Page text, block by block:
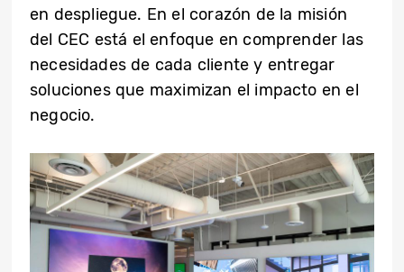
en despliegue. En el corazón de la misión
del CEC está el enfoque en comprender las
necesidades de cada cliente y entregar
soluciones que maximizan el impacto en el
negocio.